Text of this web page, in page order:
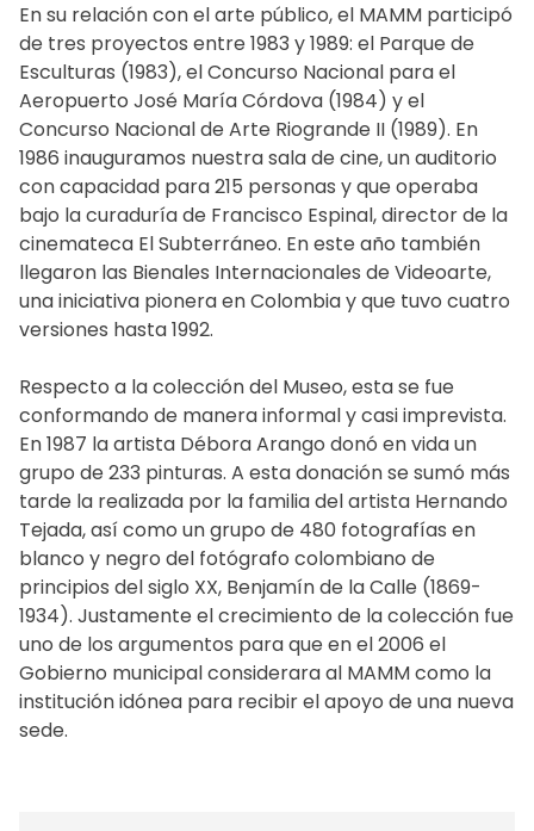
En su relación con el arte público, el MAMM participó
de tres proyectos entre 1983 y 1989: el Parque de
Esculturas (1983), el Concurso Nacional para el
Aeropuerto José María Córdova (1984) y el
Concurso Nacional de Arte Riogrande II (1989). En
1986 inauguramos nuestra sala de cine, un auditorio
con capacidad para 215 personas y que operaba
bajo la curaduría de Francisco Espinal, director de la
cinemateca El Subterráneo. En este año también
llegaron las Bienales Internacionales de Videoarte,
una iniciativa pionera en Colombia y que tuvo cuatro
versiones hasta 1992.
Respecto a la colección del Museo, esta se fue
conformando de manera informal y casi imprevista.
En 1987 la artista Débora Arango donó en vida un
grupo de 233 pinturas. A esta donación se sumó más
tarde la realizada por la familia del artista Hernando
Tejada, así como un grupo de 480 fotografías en
blanco y negro del fotógrafo colombiano de
principios del siglo XX, Benjamín de la Calle (1869-
1934). Justamente el crecimiento de la colección fue
uno de los argumentos para que en el 2006 el
Gobierno municipal considerara al MAMM como la
institución idónea para recibir el apoyo de una nueva
sede.